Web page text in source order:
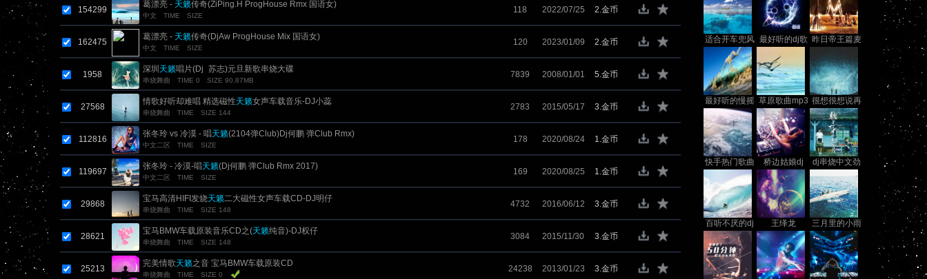
154299
葛漂亮 - 天籁传奇(ZiPing.H ProgHouse Rmx 国语女)
中文 TIME SIZE
118 2022/07/25 2.金币
162475
葛漂亮 - 天籁传奇(DjAw ProgHouse Mix 国语女)
中文 TIME SIZE
120 2023/01/09 2.金币
1958
深圳 天籁唱片(Dj_苏志)元旦新歌串烧大碟
串烧舞曲 TIME 0 SIZE 90.87MB
7839 2008/01/01 5.金币
27568
情歌好听却难唱 精选磁性天籁女声车载音乐-DJ小蕊
串烧舞曲 TIME SIZE 144
2783 2015/05/17 3.金币
112816
张冬玲 vs 冷漠 - 唱天籁(2104弹Club)Dj何鹏 弹Club Rmx)
中文二区 TIME SIZE
178 2020/08/24 1.金币
119697
张冬玲 - 冷漠-唱天籁(Dj何鹏 弹Club Rmx 2017)
中文二区 TIME SIZE
169 2020/08/25 1.金币
29868
宝马高清HIFI发烧天籁二大磁性女声车载CD-DJ明仔
串烧舞曲 TIME SIZE 148
4732 2016/06/12 3.金币
28621
宝马BMW车载原装音乐CD之(天籁纯音)-DJ权仔
串烧舞曲 TIME SIZE 148
3084 2015/11/30 3.金币
25213
完美情歌天籁之音 宝马BMW车载原装CD
串烧舞曲 TIME SIZE 0
24238 2013/01/23 3.金币
适合开车兜风
听的歌曲
最好听的dj歌 昨日帝王篇麦
最好听的慢摇
dj舞曲
草原歌曲mp3
下载
很想很想说再
见
快手热门歌曲 桥边姑娘dj
dj串烧中文劲
百听不厌的dj
串烧
王绎龙
三月里的小雨
dj